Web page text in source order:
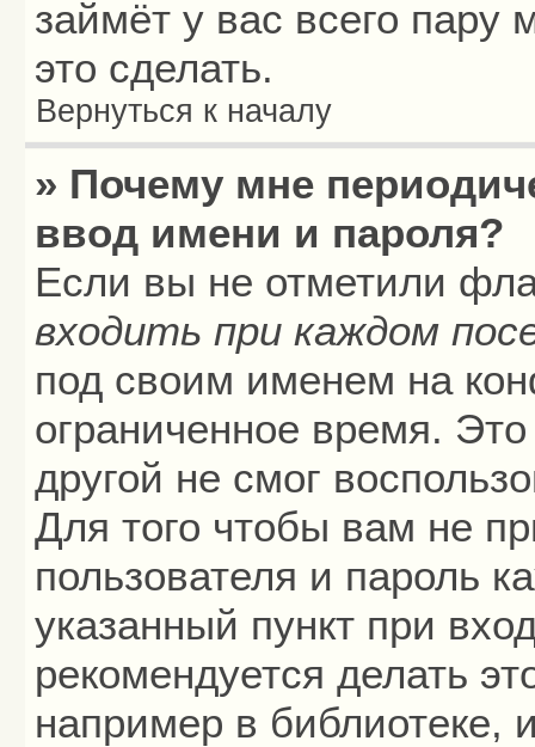
займёт у вас всего
это сделать.
Вернуться к началу
» Почему мне
ввод имени и пароля?
Если вы не отметили
входить при каждом
под своим именем на
ограниченное время.
другой не смог
Для того чтобы вам не
пользователя и пароль
указанный пункт при
рекомендуется делать
например в библиотеке,